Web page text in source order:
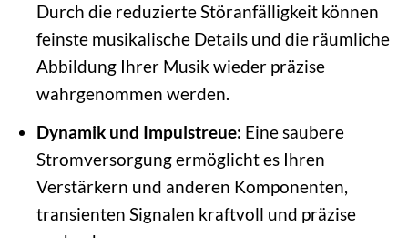
Durch die reduzierte Störanfälligkeit können
feinste musikalische Details und die räumliche
Abbildung Ihrer Musik wieder präzise
wahrgenommen werden.
Dynamik und Impulstreue: Eine saubere
Stromversorgung ermöglicht es Ihren
Verstärkern und anderen Komponenten,
transienten Signalen kraftvoll und präzise